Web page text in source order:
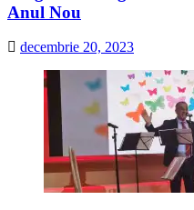
Anul Nou
decembrie 20, 2023